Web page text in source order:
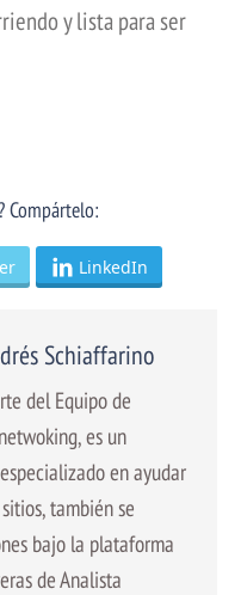
y lista para ser
Compártelo:
LinkedIn
Schiaffarino
del Equipo de
es un
en ayudar
también se
bajo la plataforma
de Analista